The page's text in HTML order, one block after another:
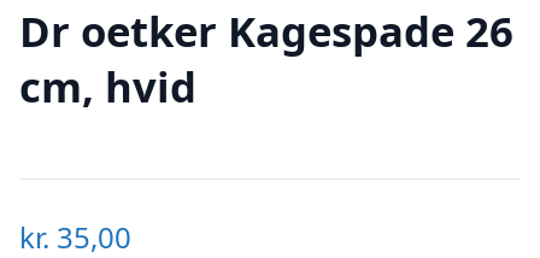
Dr oetker Kagespade 26
cm, hvid
kr. 35,00